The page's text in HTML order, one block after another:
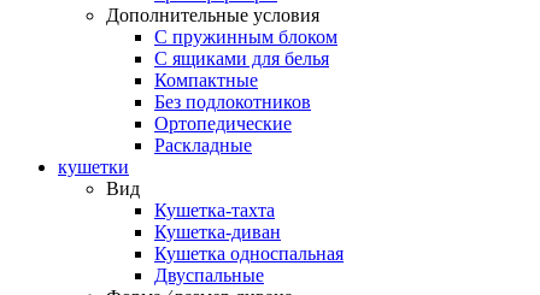
Дополнительные условия
С пружинным блоком
С ящиками для белья
Компактные
Без подлокотников
Ортопедические
Раскладные
кушетки
Вид
Кушетка-тахта
Кушетка-диван
Кушетка односпальная
Двуспальные